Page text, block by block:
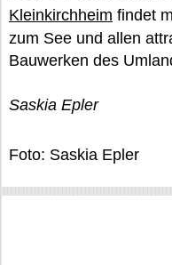
Kleinkirchheim findet
zum See und allen
Bauwerken des
Saskia Epler
Foto: Saskia Epler